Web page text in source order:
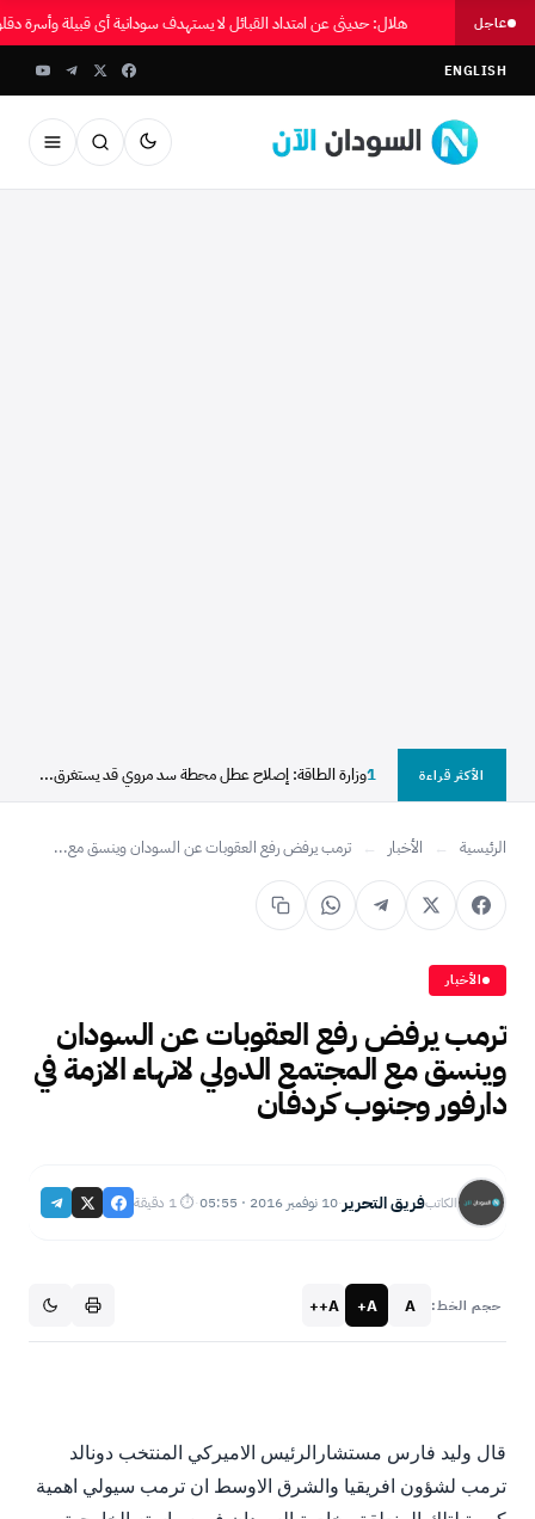
عاجل هلال: حديثي عن امتداد القبائل لا يستهدف سودانية أي قبيلة وأسرة
ENGLISH
الأكثر قراءة 1وزارة الطاقة: إصلاح عطل محطة سد مروي قد يستغرق...
الرئيسية ← الأخبار ← ترمب يرفض رفع العقوبات عن السودان وينسق مع...
الأخبار
ترمب يرفض رفع العقوبات عن السودان
وينسق مع المجتمع الدولي لانهاء الازمة في
دارفور وجنوب كردفان
الكاتبفريق التحرير·10 نوفمبر 2016 · 05:55 ·⏱ 1 دقيقة
حجم الخط: A
A+
A++
قال وليد فارس مستشارالرئيس الاميركي المنتخب دونالد
ترمب لشؤون افريقيا والشرق الاوسط ان ترمب سيولي اهمية